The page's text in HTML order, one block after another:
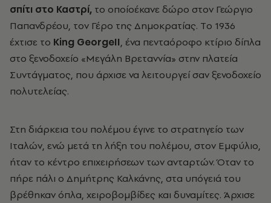
σπίτι στο Καστρί, το οποίοέκανε δώρο στον Γεώργιο
Παπανδρέου, τον Γέρο της Δημοκρατίας. Tο 1936
έχτισε το King GeorgeII, ένα πενταόροφο κτίριο δίπλα
στο ξενοδοχείο «Μεγάλη Βρεταννία» στην πλατεία
Συντάγματος, που άρχισε να λειτουργεί σαν ξενοδοχείο
πολυτελείας.
Στη διάρκεια του πολέμου έγινε το στρατηγείο των
Ιταλών, ενώ μετά τη λήξη του πολέμου, στον Εμφύλιο,
ήταν το κέντρο επιχειρήσεων των ανταρτών. Όταν το
πήρε πάλι ο Δημήτρης Καλκάνης, στα υπόγειά του
βρέθηκαν όπλα, χειροβομβίδες και δυναμίτες. Άρχισε